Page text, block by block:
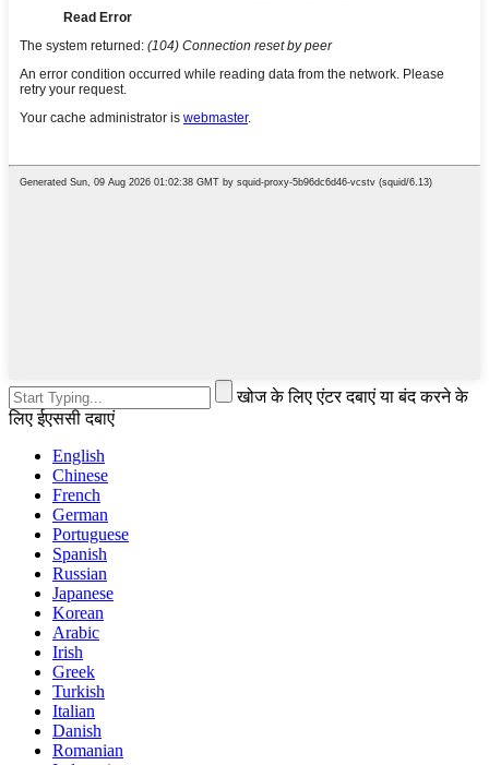
खोज के लिए एंटर दबाएं या बंद करने के
लिए ईएससी दबाएं
English
Chinese
French
German
Portuguese
Spanish
Russian
Japanese
Korean
Arabic
Irish
Greek
Turkish
Italian
Danish
Romanian